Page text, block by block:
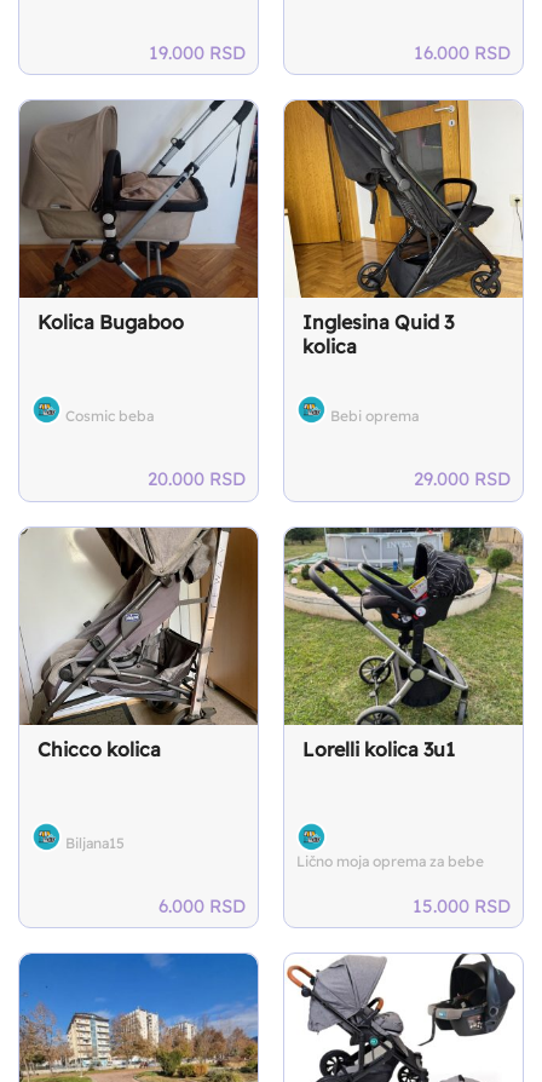
19.000 RSD 16.000 RSD
Kolica Bugaboo
Cosmic beba
20.000 RSD
Inglesina Quid 3
kolica
Bebi oprema
29.000 RSD
Chicco kolica
Biljana15
6.000 RSD
Lorelli kolica 3u1
Lično moja oprema za bebe
15.000 RSD